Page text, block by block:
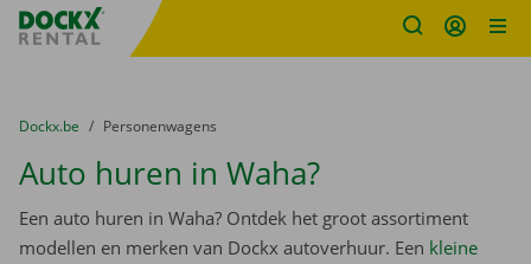
Fratello DEMO
U bevindt zich hier:
van
Dockx.be naar
Personenwagens
Auto huren in Waha?
Een auto huren in Waha? Ontdek het groot assortiment
modellen en merken van Dockx autoverhuur. Een kleine